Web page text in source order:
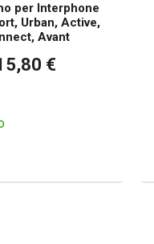
per Interphone
Urban, Active,
Avant
€